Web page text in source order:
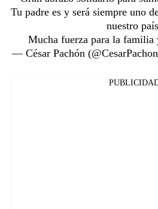
Tu padre es y será siempre uno
nuestro
Mucha fuerza para la familia
— César Pachón